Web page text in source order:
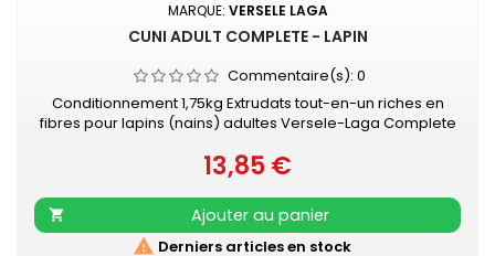
MARQUE: VERSELE LAGA
CUNI ADULT COMPLETE - LAPIN
Commentaire(s): 0
Conditionnement 1,75kg Extrudats tout-en-un riches en
fibres pour lapins (nains) adultes Versele-Laga Complete
tout-en-un évitent le comportement alimentaire sélectif.
De cette façon, votre lapin reçoit tous les nutriments
essentiels et pourra-t-il rester en parfaite santé. L'aliment
sans...
Prix
13,85 €

Ajouter au panier
 Derniers articles en stock